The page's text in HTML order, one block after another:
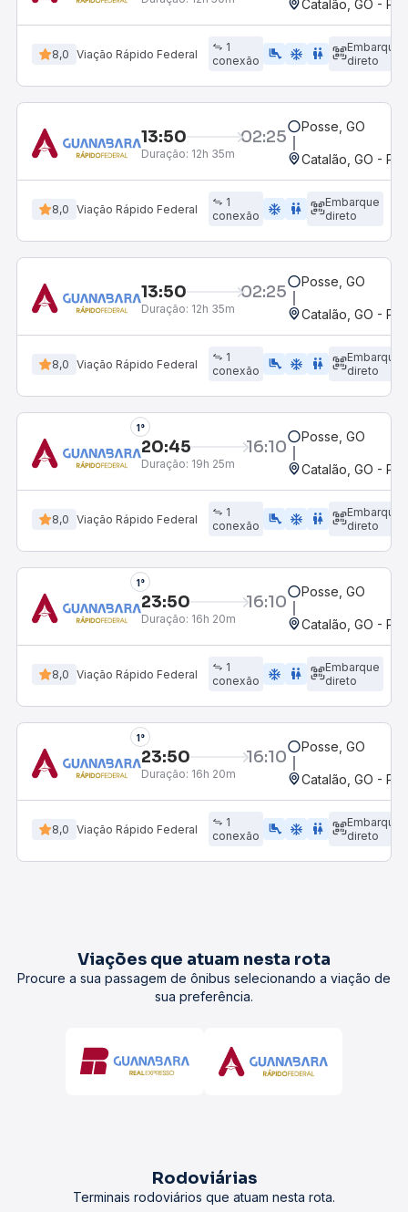
Catalão, GO -
8,0 Viação Rápido Federal
1
conexão
airline_seat_legroom_extra ac_unit wc
Embarque
direto
13:50 02:25
Duração: 12h 35m
Posse, GO
Catalão, GO -
8,0 Viação Rápido Federal
1
conexão
ac_unit wc
Embarque
direto
13:50 02:25
Duração: 12h 35m
Posse, GO
Catalão, GO -
8,0 Viação Rápido Federal
1
conexão
airline_seat_legroom_extra ac_unit wc
Embarque
direto
1°
20:45 16:10
Duração: 19h 25m
Posse, GO
Catalão, GO -
8,0 Viação Rápido Federal
1
conexão
airline_seat_legroom_extra ac_unit wc
Embarque
direto
1°
23:50 16:10
Duração: 16h 20m
Posse, GO
Catalão, GO -
8,0 Viação Rápido Federal
1
conexão
ac_unit wc
Embarque
direto
1°
23:50 16:10
Duração: 16h 20m
Posse, GO
Catalão, GO -
8,0 Viação Rápido Federal
1
conexão
airline_seat_legroom_extra ac_unit wc
Embarque
direto
Viações que atuam nesta rota
Procure a sua passagem de ônibus selecionando a viação de
sua preferência.
Rodoviárias
Terminais rodoviários que atuam nesta rota.